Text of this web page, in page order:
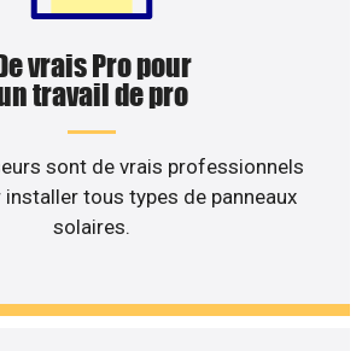
vrais Pro pour
travail de pro
sont de vrais professionnels
tous types de panneaux
solaires.